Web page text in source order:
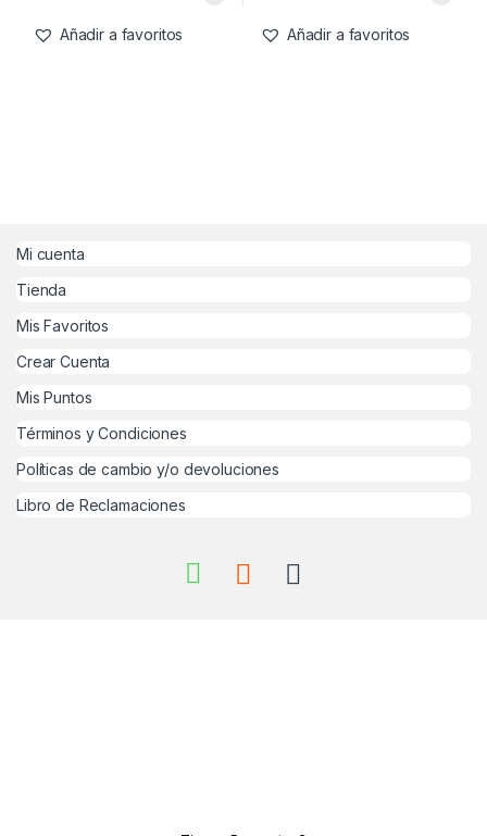
Añadir a favoritos Añadir a favoritos
Mi cuenta
Tienda
Mis Favoritos
Crear Cuenta
Mis Puntos
Términos y Condiciones
Políticas de cambio y/o devoluciones
Libro de Reclamaciones